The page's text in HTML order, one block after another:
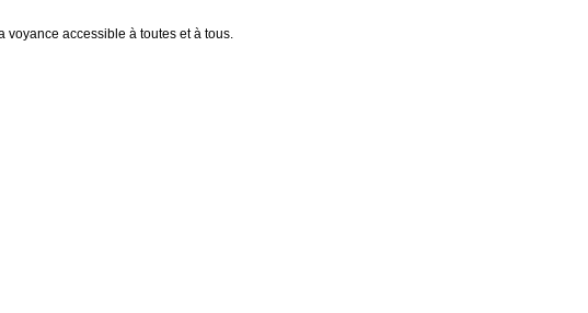
voyance accessible à toutes et à tous.